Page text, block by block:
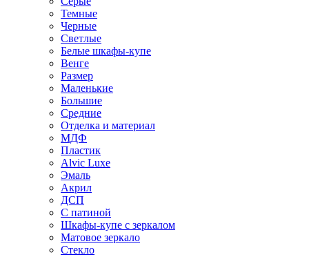
Темные
Черные
Светлые
Белые шкафы-купе
Венге
Размер
Маленькие
Большие
Средние
Отделка и материал
МДФ
Пластик
Alvic Luxe
Эмаль
Акрил
ДСП
С патиной
Шкафы-купе с зеркалом
Матовое зеркало
Стекло